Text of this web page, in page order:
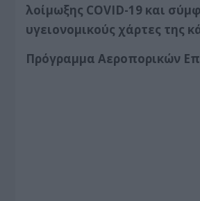
λοίμωξης COVID-19 και
υγειονομικούς χάρτες της
Πρόγραμμα Αεροπορικών